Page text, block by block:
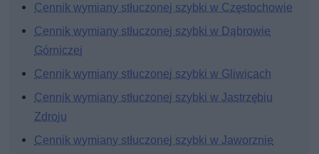
Cennik wymiany stłuczonej szybki w Częstochowie
Cennik wymiany stłuczonej szybki w Dąbrowie
Górniczej
Cennik wymiany stłuczonej szybki w Gliwicach
Cennik wymiany stłuczonej szybki w Jastrzębiu
Zdroju
Cennik wymiany stłuczonej szybki w Jaworznie